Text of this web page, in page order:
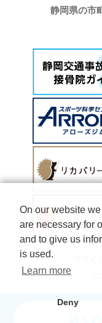
静岡県の市
On our website
are necessary for
and to give us
is used.
Learn more
Deny